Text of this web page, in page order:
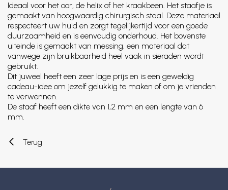
Ideaal voor het oor, de helix of het kraakbeen. Het staafje is
gemaakt van hoogwaardig chirurgisch staal. Deze materiaal
respecteert uw huid en zorgt tegelijkertijd voor een goede
duurzaamheid en is eenvoudig onderhoud. Het bovenste
uiteinde is gemaakt van messing, een materiaal dat
vanwege zijn bruikbaarheid heel vaak in sieraden wordt
gebruikt.
Dit juweel heeft een zeer lage prijs en is een geweldig
cadeau-idee om jezelf gelukkig te maken of om je vrienden
te verwennen.
De staaf heeft een dikte van 1,2 mm en een lengte van 6
mm.
Terug